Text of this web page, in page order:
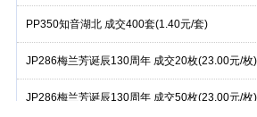
PP350知音湖北 成交400套(1.40元/套)
JP286梅兰芳诞辰130周年 成交20枚(23.00元/枚)
JP286梅兰芳诞辰130周年 成交50枚(23.00元/枚)